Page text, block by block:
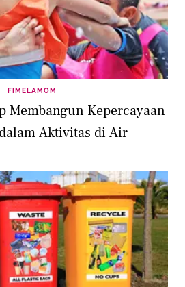
FIMELAMOM
Membangun Kepercayaan
Aktivitas di Air